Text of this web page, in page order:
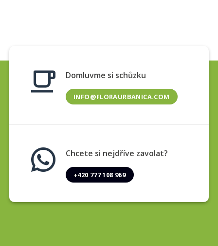
Domluvme si schůzku
INFO@FLORAURBANICA.COM
Chcete si nejdříve zavolat?
+420 777 108 969